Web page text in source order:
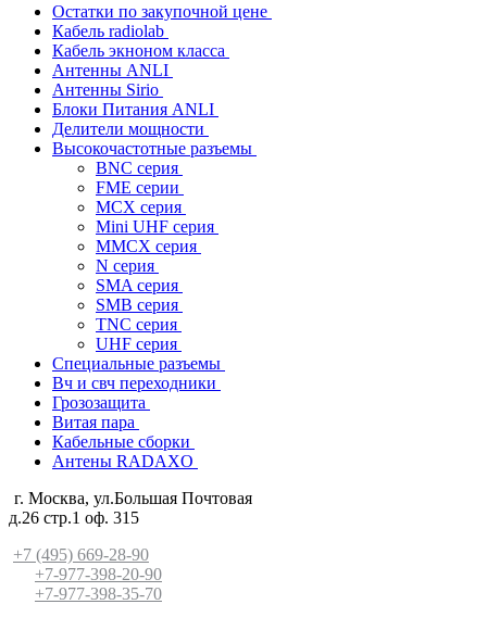
Остатки по закупочной цене
Кабель radiolab
Кабель экноном класса
Антенны ANLI
Антенны Sirio
Блоки Питания ANLI
Делители мощности
Высокочастотные разъемы
BNC серия
FME серии
MCX серия
Mini UHF серия
MMCX серия
N серия
SMA серия
SMB серия
TNC серия
UHF серия
Специальные разъемы
Вч и свч переходники
Грозозащита
Витая пара
Кабельные сборки
Антены RADAXO
г. Москва, ул.Большая Почтовая
д.26 стр.1 оф. 315
+7 (495) 669-28-90
+7-977-398-20-90
+7-977-398-35-70